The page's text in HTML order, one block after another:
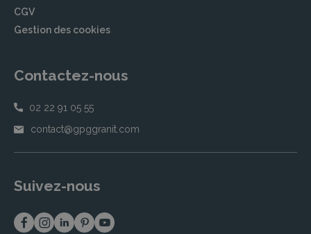
CGV
Gestion des cookies
Contactez-nous
02 22 91 05 55
contact@gpggranit.com
Suivez-nous